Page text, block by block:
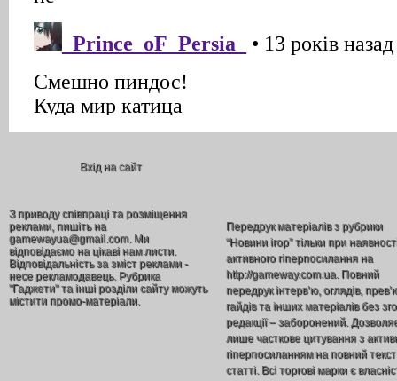
Вхід на сайт
З приводу співпраці та розміщення
реклами, пишіть на
gamewayua@gmail.com. Ми
відповідаємо на цікаві нам листи.
Відповідальність за зміст реклами -
несе рекламодавець. Рубрика
"Гаджети" та інші розділи сайту можуть
містити промо-матеріали.
Передрук матеріалів з рубрики
“Новини ігор” тільки при
активного гіперпосилання на
http://gameway.com.ua. Повний
передрук інтерв’ю, оглядів,
гайдів та інших матеріалів без
редакції – заборонений.
лише часткове цитування з
гіперпосиланням на повний текст
статті. Всі торгові марки є